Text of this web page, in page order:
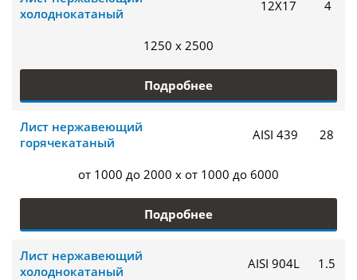
холоднокатаный
12Х17 4
1250 x 2500
Подробнее
Лист нержавеющий
горячекатаный
AISI 439 28
от 1000 до 2000 x от 1000 до 6000
Подробнее
Лист нержавеющий
холоднокатаный
AISI 904L 1.5